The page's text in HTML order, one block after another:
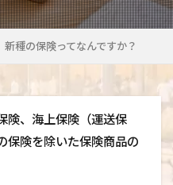
新種の保険ってなんですか？
険、海上保険（運送保
保険を除いた保険商品の